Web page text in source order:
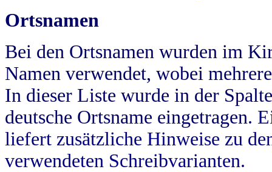
Ortsnamen
Bei den Ortsnamen wurden im
Namen verwendet, wobei
In dieser Liste wurde in der
deutsche Ortsname eingetragen.
liefert zusätzliche Hinweise zu
verwendeten Schreibvarianten.